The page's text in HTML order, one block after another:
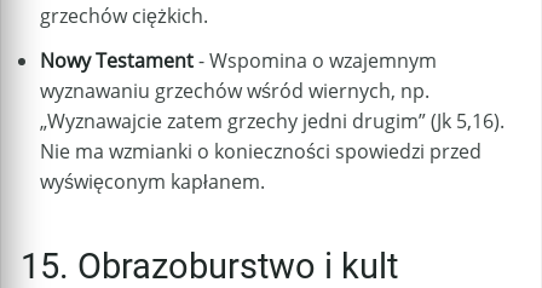
grzechów ciężkich.
Nowy Testament- Wspomina o wzajemnym
wyznawaniu grzechów wśród wiernych, np.
„Wyznawajcie zatem grzechy jedni drugim” (Jk 5,16).
Nie ma wzmianki o konieczności spowiedzi przed
wyświęconym kapłanem.
15. Obrazoburstwo i kult